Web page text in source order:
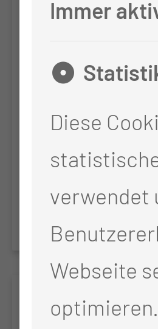
DELCOV
therapeutic
patients with
neck tumors
Brandenburg
CI-Register
Immer
Diese
verwendet
Webseite
optimieren.